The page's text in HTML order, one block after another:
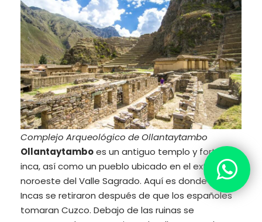
Complejo Arqueológico de Ollantaytambo
Ollantaytamboes un antiguo templo y fortaleza
inca, así como un pueblo ubicado en el extremo
noroeste del Valle Sagrado. Aquí es donde los
Incas se retiraron después de que los españoles
tomaran Cuzco. Debajo de las ruinas se